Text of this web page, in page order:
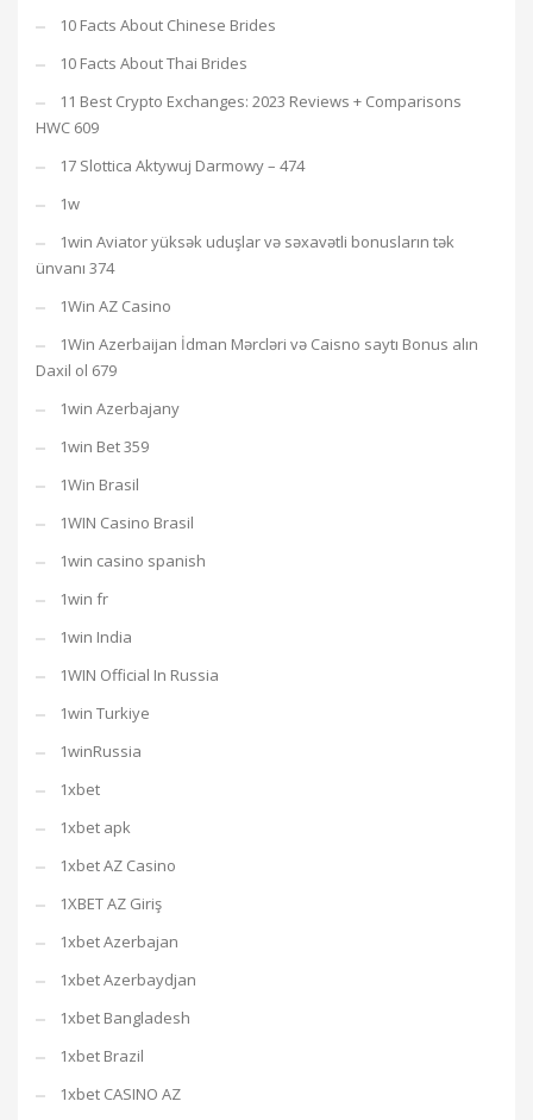
10 Facts About Chinese Brides
10 Facts About Thai Brides
11 Best Crypto Exchanges: 2023 Reviews + Comparisons
HWC 609
17 Slottica Aktywuj Darmowy – 474
1w
1win Aviator yüksək uduşlar və səxavətli bonusların tək
ünvanı 374
1Win AZ Casino
1Win Azerbaijan İdman Mərcləri və Caisno saytı Bonus alın
Daxil ol 679
1win Azerbajany
1win Bet 359
1Win Brasil
1WIN Casino Brasil
1win casino spanish
1win fr
1win India
1WIN Official In Russia
1win Turkiye
1winRussia
1xbet
1xbet apk
1xbet AZ Casino
1XBET AZ Giriş
1xbet Azerbajan
1xbet Azerbaydjan
1xbet Bangladesh
1xbet Brazil
1xbet CASINO AZ